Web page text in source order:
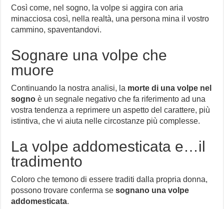
Così come, nel sogno, la volpe si aggira con aria
minacciosa così, nella realtà, una persona mina il vostro
cammino, spaventandovi.
Sognare una volpe che
muore
Continuando la nostra analisi, la morte di una volpe nel
sogno è un segnale negativo che fa riferimento ad una
vostra tendenza a reprimere un aspetto del carattere, più
istintiva, che vi aiuta nelle circostanze più complesse.
La volpe addomesticata e…il
tradimento
Coloro che temono di essere traditi dalla propria donna,
possono trovare conferma sesognano una volpe
addomesticata.